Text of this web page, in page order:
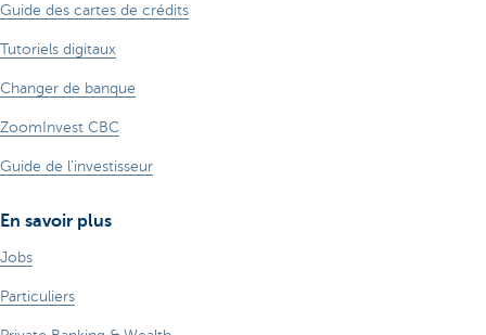
Guide des cartes de crédits
Tutoriels digitaux
Changer de banque
ZoomInvest CBC
Guide de l'investisseur
En savoir plus
Jobs
Particuliers